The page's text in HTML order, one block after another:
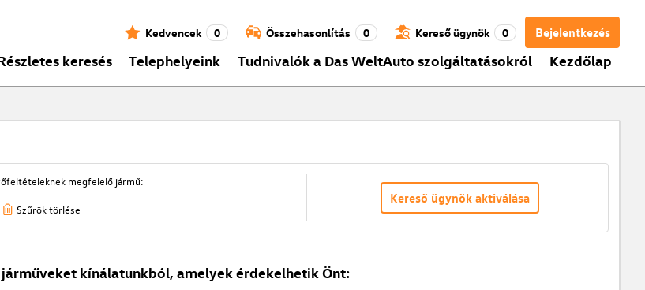
Bejelentkezés
Kedvencek 0 Összehasonlítás 0 Kereső ügynök 0
keresés Telephelyeink Tudnivalók a Das WeltAuto szolgáltatásokról Kezdőlap
megfelelő jármű:
Szűrök törlése
Kereső ügynök aktiválása
járműveket kínálatunkból, amelyek érdekelhetik Önt: